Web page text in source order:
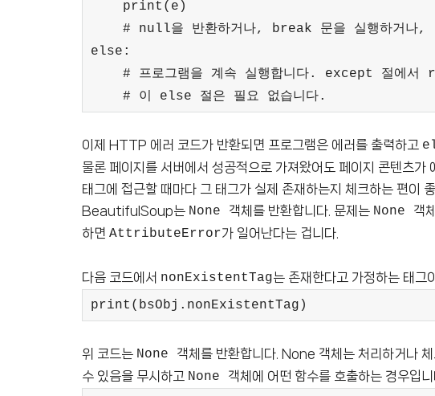
print(e)
# null을 반환하거나, break 문을 실행하거나,
else:
# 프로그램을 계속 실행합니다. except 절에서
# 이 else 절은 필요 없습니다.
이제 HTTP 에러 코드가 반환되면 프로그램은 에러를 출력하고
물론 페이지를 서버에서 성공적으로 가져왔어도 페이지 콘텐츠
태그에 접근할 때마다 그 태그가 실제 존재하는지 체크하는 편이
BeautifulSoup는 None 객체를 반환합니다. 문제는 None 객
하면 AttributeError가 일어난다는 겁니다.
다음 코드에서 nonExistentTag는 존재한다고 가정하는 태
print(bsObj.nonExistentTag)
위 코드는 None 객체를 반환합니다. None 객체는 처리하거나
수 있음을 무시하고 None 객체에 어떤 함수를 호출하는 경우입니